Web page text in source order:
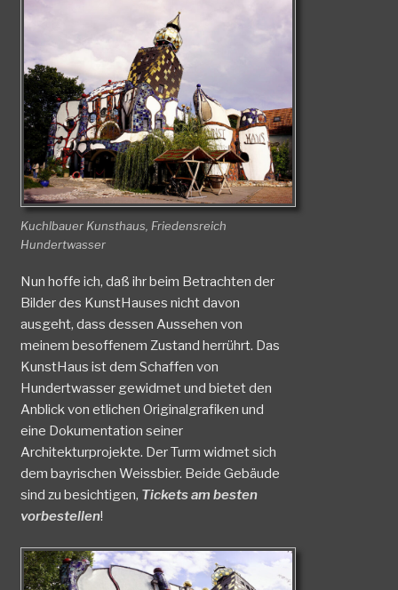
Kuchlbauer Kunsthaus, Friedensreich
Hundertwasser
Nun hoffe ich, daß ihr beim Betrachten der
Bilder des KunstHauses nicht davon
ausgeht, dass dessen Aussehen von
meinem besoffenem Zustand herrührt. Das
KunstHaus ist dem Schaffen von
Hundertwasser gewidmet und bietet den
Anblick von etlichen Originalgrafiken und
eine Dokumentation seiner
Architekturprojekte. Der Turm widmet sich
dem bayrischen Weissbier. Beide Gebäude
sind zu besichtigen, Tickets am besten
vorbestellen!